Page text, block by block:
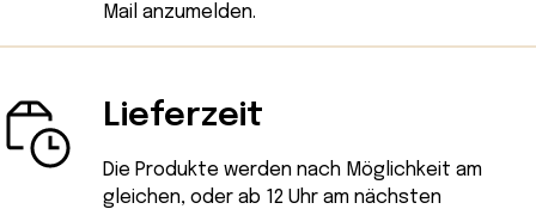
Mail anzumelden.
Lieferzeit
Die Produkte werden nach Möglichkeit am
gleichen, oder ab 12 Uhr am nächsten